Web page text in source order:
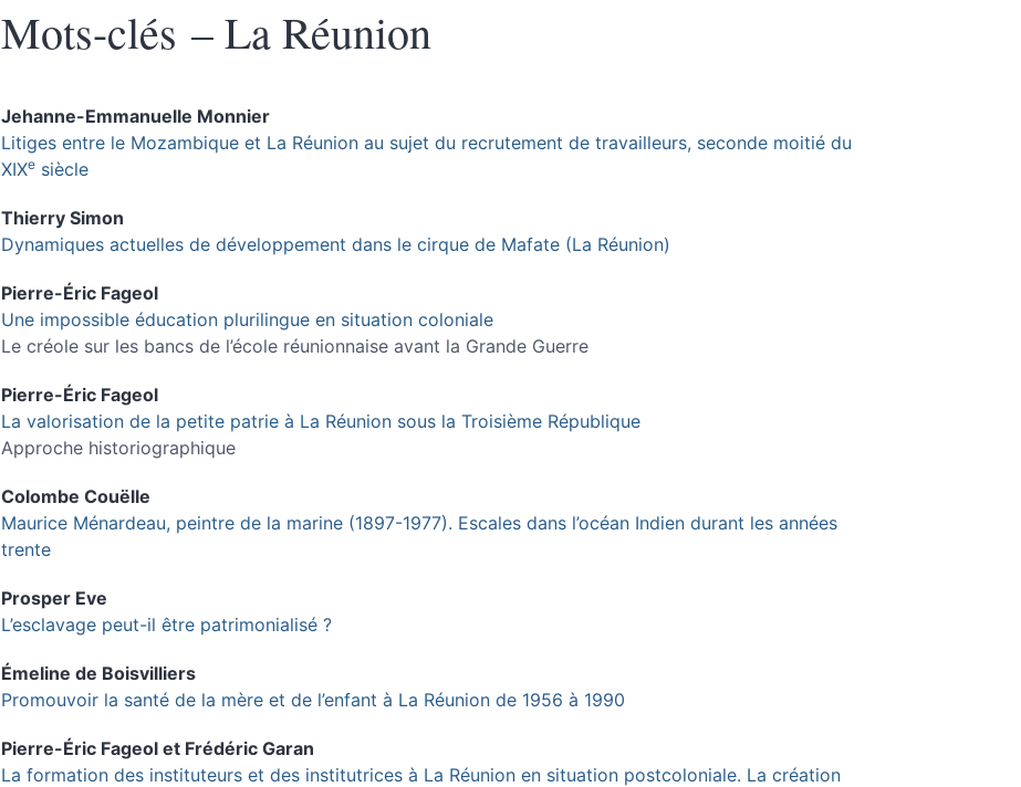
Mots-clés – La Réunion
Jehanne-Emmanuelle Monnier
Litiges entre le Mozambique et La Réunion au sujet du recrutement de travailleurs, seconde moitié du
XIXe siècle
Thierry Simon
Dynamiques actuelles de développement dans le cirque de Mafate (La Réunion)
Pierre-Éric Fageol
Une impossible éducation plurilingue en situation coloniale
Le créole sur les bancs de l’école réunionnaise avant la Grande Guerre
Pierre-Éric Fageol
La valorisation de la petite patrie à La Réunion sous la Troisième République
Approche historiographique
Colombe Couëlle
Maurice Ménardeau, peintre de la marine (1897-1977). Escales dans l’océan Indien durant les années
trente
Prosper Eve
L’esclavage peut-il être patrimonialisé ?
Émeline de Boisvilliers
Promouvoir la santé de la mère et de l’enfant à La Réunion de 1956 à 1990
Pierre-Éric Fageol et Frédéric Garan
La formation des instituteurs et des institutrices à La Réunion en situation postcoloniale. La création